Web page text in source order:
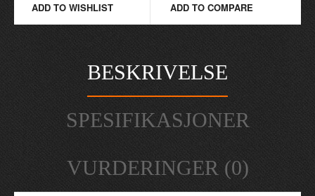
ADD TO WISHLIST ADD TO COMPARE
BESKRIVELSE
SPESIFIKASJONER
VURDERINGER (0)